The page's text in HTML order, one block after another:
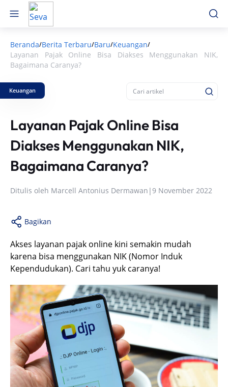
Beranda/Berita Terbaru/Baru/Keuangan/
Layanan Pajak Online Bisa Diakses Menggunakan NIK,
Bagaimana Caranya?
Keuangan
Layanan Pajak Online Bisa
Diakses Menggunakan NIK,
Bagaimana Caranya?
Ditulis oleh Marcell Antonius Dermawan |9 November 2022
Bagikan
Akses layanan pajak online kini semakin mudah
karena bisa menggunakan NIK (Nomor Induk
Kependudukan). Cari tahu yuk caranya!